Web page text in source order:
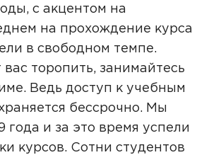
с акцентом на
на прохождение курса
в свободном темпе.
торопить, занимайтесь
Ведь доступ к учебным
бессрочно. Мы
года и за это время успели
курсов. Сотни студентов